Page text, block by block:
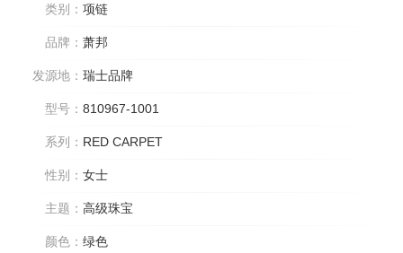
类别： 项链
品牌： 萧邦
发源地： 瑞士品牌
型号： 810967-1001
系列： RED CARPET
性别： 女士
主题： 高级珠宝
颜色： 绿色